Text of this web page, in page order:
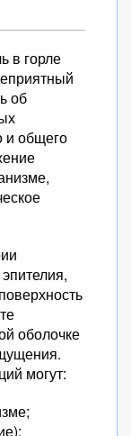
в горле
об
и общего
оболочке
могут: